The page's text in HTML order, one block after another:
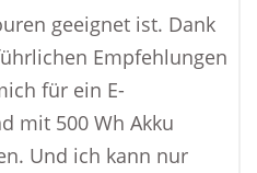
geeignet ist. Dank
Empfehlungen
für ein E-
mit 500 Wh Akku
Und ich kann nur